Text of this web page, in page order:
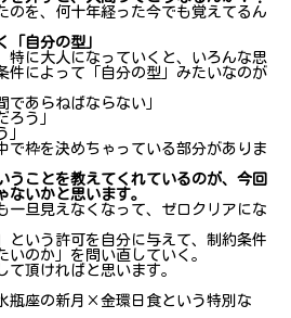
のを、何十年経った今でも覚えてるん
「自分の型」
特に大人になっていくと、いろんな思
件によって「自分の型」みたいなのが
であらねばならない」
ろう」
」
で枠を決めちゃっている部分がありま
うことを教えてくれているのが、今回
ないかと思います。
一旦見えなくなって、ゼロクリアにな
という許可を自分に与えて、制約条件
いのか」を問い直していく。
頂ければと思います。
瓶座の新月×金環日食という特別な